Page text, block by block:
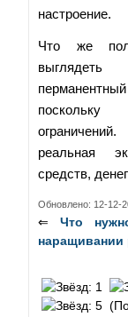
настроение.
Что же
ограничений.
реальная
средств,
Обновлено: 12-12-
⇐Что
наращивании